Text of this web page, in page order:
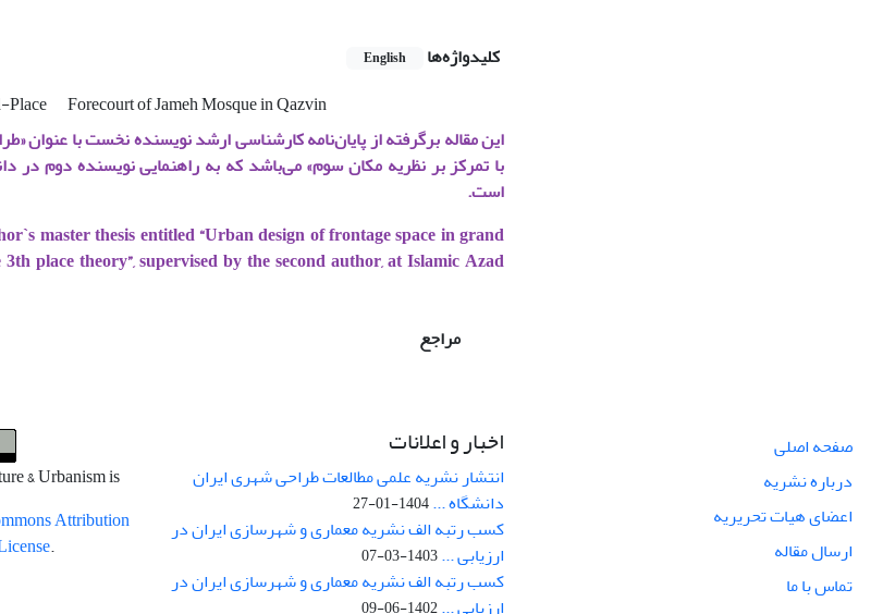
کلیدواژه‌ها English
Forecourt of Jameh Mosque in Qazvin
این مقاله برگرفته از پایان‌نامه کارشناسی ارشد نویسنده نخست با
با تمرکز بر نظریه مکان سوم» می‌باشد که به راهنمایی نویسنده دوم در
است.
master thesis entitled “Urban design of frontage space in grand
place theory”, supervised by the second author, at Islamic Azad
مراجع
صفحه اصلی
درباره نشریه
اعضای هیات تحریریه
ارسال مقاله
تماس با ما
اخبار و اعلانات
انتشار نشریه علمی مطالعات طراحی شهری ایران
دانشگاه ...1404-01-27
کسب رتبه الف نشریه معماری و شهرسازی ایران در
ارزیابی ...1403-03-07
کسب رتبه الف نشریه معماری و شهرسازی ایران در
ارزیابی ...1402-06-09
& Urbanism is
Attribution
.